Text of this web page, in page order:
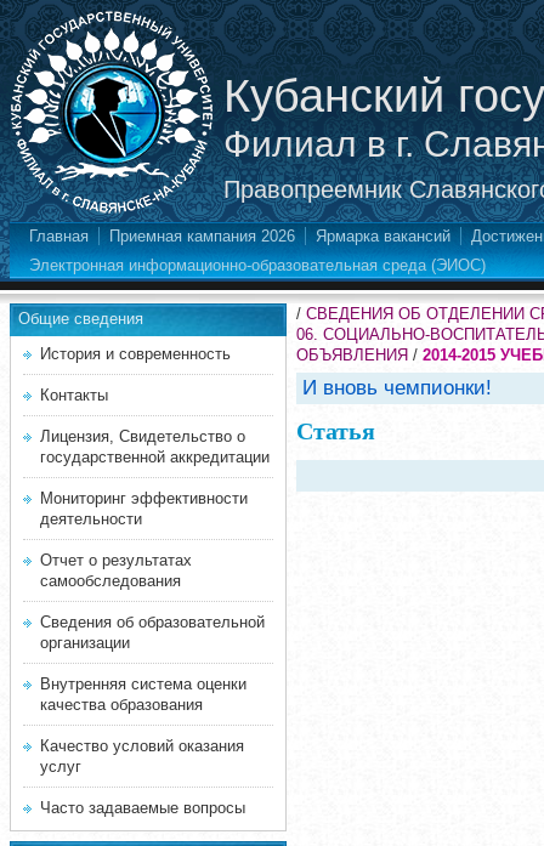
Кубанский
Филиал в г.
Правопреемник
Главная Приемная кампания 2026 Ярмарка вакансий
Электронная информационно-образовательная среда (ЭИОС)
Общие сведения
История и современность
Контакты
Лицензия, Свидетельство о
государственной аккредитации
Мониторинг эффективности
деятельности
Отчет о результатах
самообследования
Сведения об образовательной
организации
Внутренняя система оценки
качества образования
Качество условий оказания
услуг
Часто задаваемые вопросы
/ СВЕДЕНИЯ ОБ ОТДЕЛЕНИИ
06. СОЦИАЛЬНО-
ОБЪЯВЛЕНИЯ / 2014-2015
И вновь чемпионки!
Статья